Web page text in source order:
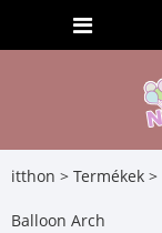
itthon > Termékek >
Balloon Arch